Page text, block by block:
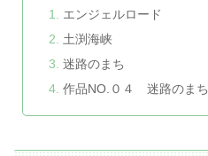
エンジェルロード
土渕海峡
迷路のまち
作品NO.０４ 迷路のま